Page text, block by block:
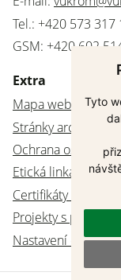
Tyto
Tel.: +420 573 317
GSM: +420 602
Extra
Mapa webu
Stránky archivovány
Ochrana osobních
Etická linka
Certifikáty a
Projekty s
Nastavení cookies